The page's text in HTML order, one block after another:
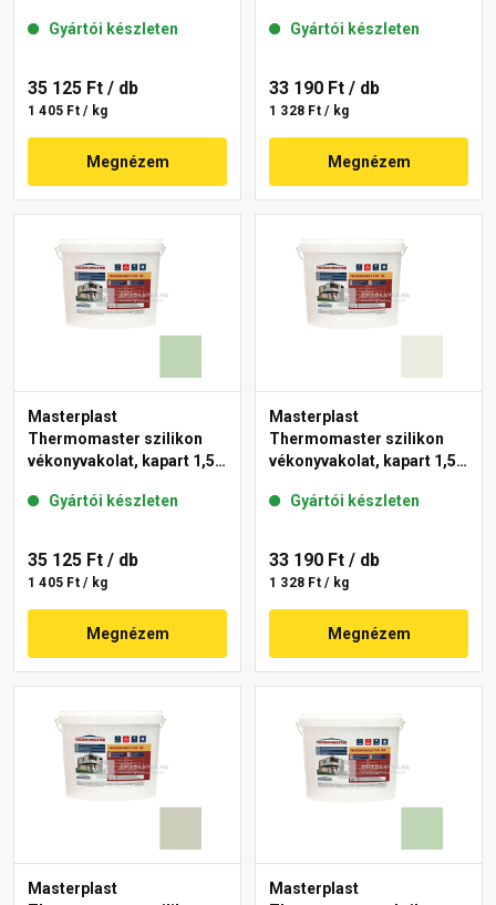
Gyártói készleten
35 125 Ft / db
1 405 Ft / kg
Megnézem
Gyártói készleten
33 190 Ft / db
1 328 Ft / kg
Megnézem
Masterplast
Thermomaster szilikon
vékonyvakolat, kapart 1,5
Gyártói készleten
35 125 Ft / db
1 405 Ft / kg
Megnézem
Masterplast
Thermomaster szilikon
vékonyvakolat, kapart 1,5
Gyártói készleten
33 190 Ft / db
1 328 Ft / kg
Megnézem
Masterplast
Masterplast